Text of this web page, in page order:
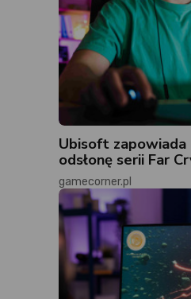
Ubisoft zapowiada
odsłonę serii Far
gamecorner.pl